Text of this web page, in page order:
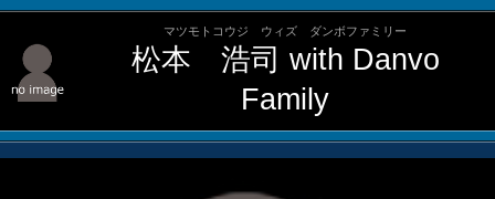
マツモトコウジ ウィズ ダンボファミリー
松本 浩司 with Danvo
Family